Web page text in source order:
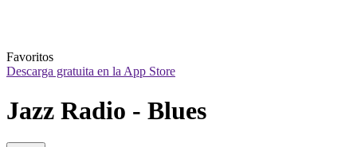
Favoritos
Descarga gratuita en la App Store
Jazz Radio - Blues